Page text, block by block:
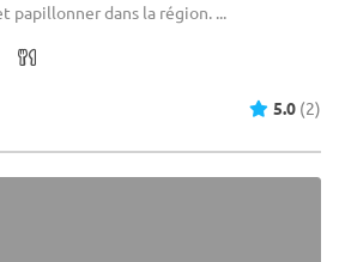
papillonner dans la région. ...
5.0 (2)